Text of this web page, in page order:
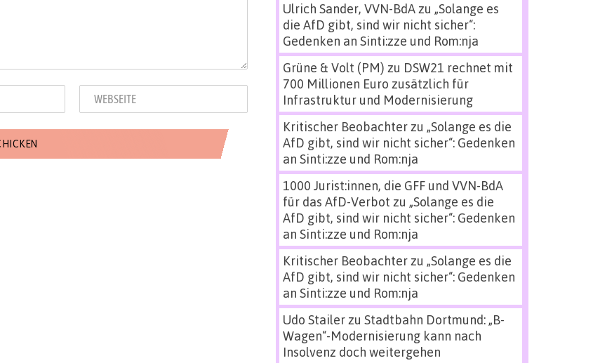
Ulrich Sander, VVN-BdAzu „Solange es
die AfD gibt, sind wir nicht sicher“:
Gedenken an Sinti:zze und Rom:nja
Grüne & Volt (PM) zu DSW21 rechnet mit
700 Millionen Euro zusätzlich für
Infrastruktur und Modernisierung
Kritischer Beobachterzu „Solange es die
AfD gibt, sind wir nicht sicher“: Gedenken
an Sinti:zze und Rom:nja
1000 Jurist:innen, die GFF und VVN-BdA
für das AfD-Verbot zu „Solange es die
AfD gibt, sind wir nicht sicher“: Gedenken
an Sinti:zze und Rom:nja
Kritischer Beobachterzu „Solange es die
AfD gibt, sind wir nicht sicher“: Gedenken
an Sinti:zze und Rom:nja
Udo Stailerzu Stadtbahn Dortmund: „B-
Wagen“-Modernisierung kann nach
Insolvenz doch weitergehen